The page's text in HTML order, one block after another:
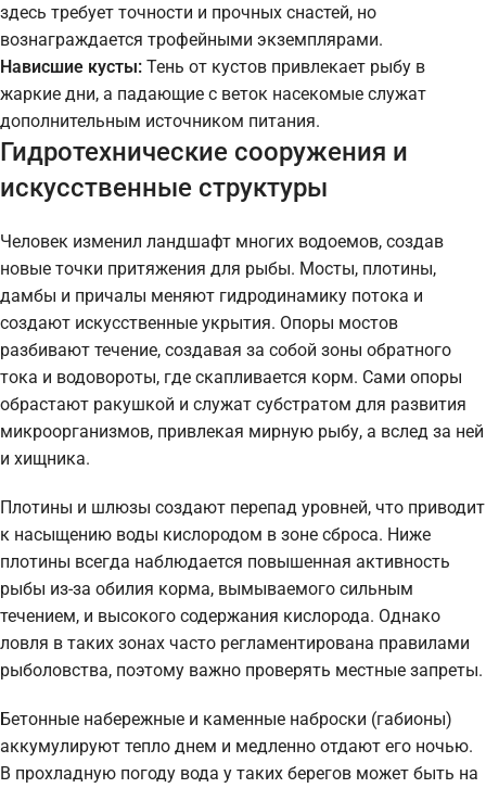
здесь требует точности и прочных снастей, но
вознаграждается трофейными экземплярами.
Нависшие кусты: Тень от кустов привлекает рыбу в
жаркие дни, а падающие с веток насекомые служат
дополнительным источником питания.
Гидротехнические сооружения и
искусственные структуры
Человек изменил ландшафт многих водоемов, создав
новые точки притяжения для рыбы. Мосты, плотины,
дамбы и причалы меняют гидродинамику потока и
создают искусственные укрытия. Опоры мостов
разбивают течение, создавая за собой зоны обратного
тока и водовороты, где скапливается корм. Сами опоры
обрастают ракушкой и служат субстратом для развития
микроорганизмов, привлекая мирную рыбу, а вслед за ней
и хищника.
Плотины и шлюзы создают перепад уровней, что приводит
к насыщению воды кислородом в зоне сброса. Ниже
плотины всегда наблюдается повышенная активность
рыбы из-за обилия корма, вымываемого сильным
течением, и высокого содержания кислорода. Однако
ловля в таких зонах часто регламентирована правилами
рыболовства, поэтому важно проверять местные запреты.
Бетонные набережные и каменные наброски (габионы)
аккумулируют тепло днем и медленно отдают его ночью.
В прохладную погоду вода у таких берегов может быть на